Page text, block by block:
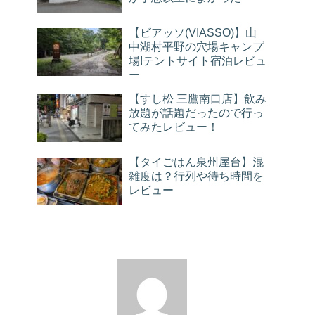
【ビアッソ(VIASSO)】山
中湖村平野の穴場キャンプ
場!テントサイト宿泊レビュ
ー
【すし松 三鷹南口店】飲み
放題が話題だったので行っ
てみたレビュー！
【タイごはん泉州屋台】混
雑度は？行列や待ち時間を
レビュー